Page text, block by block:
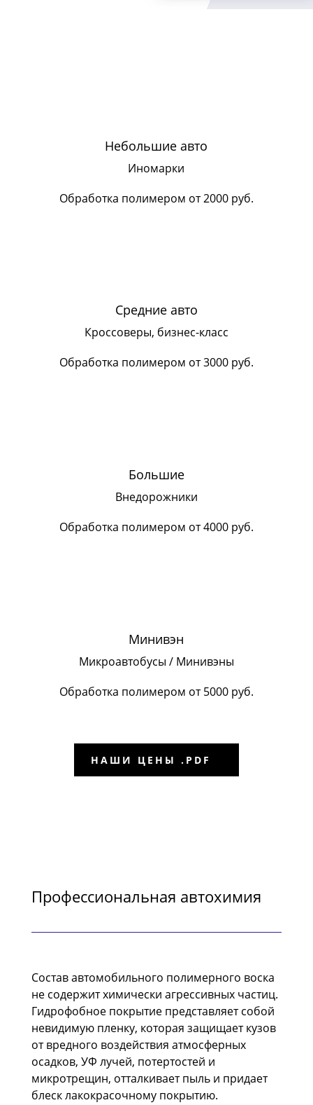
Небольшие авто
Иномарки
Обработка полимером от 2000 руб.
Средние авто
Кроссоверы, бизнес-класс
Обработка полимером от 3000 руб.
Большие
Внедорожники
Обработка полимером от 4000 руб.
Минивэн
Микроавтобусы / Минивэны
Обработка полимером от 5000 руб.
НАШИ ЦЕНЫ .PDF
Профессиональная автохимия
Состав автомобильного полимерного воска
не содержит химически агрессивных частиц.
Гидрофобное покрытие представляет собой
невидимую пленку, которая защищает кузов
от вредного воздействия атмосферных
осадков, УФ лучей, потертостей и
микротрещин, отталкивает пыль и придает
блеск лакокрасочному покрытию.